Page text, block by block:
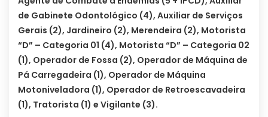
de Gabinete Odontológico (4), Auxiliar de Serviços
Gerais (2), Jardineiro (2), Merendeira (2), Motorista
“D” – Categoria 01 (4), Motorista “D” – Categoria 02
(1), Operador de Fossa (2), Operador de Máquina de
Pá Carregadeira (1), Operador de Máquina
Motoniveladora (1), Operador de Retroescavadeira
(1), Tratorista (1) e Vigilante (3).